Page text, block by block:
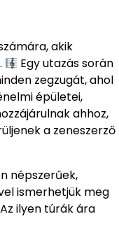
akik
Egy utazás során
zegzugát, ahol
épületei,
ahhoz,
a zeneszerző
népszerűek,
ismerhetjük meg
ilyen túrák ára